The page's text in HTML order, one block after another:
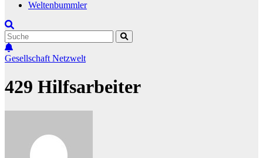
Weltenbummler
Gesellschaft Netzwelt
429 Hilfsarbeiter